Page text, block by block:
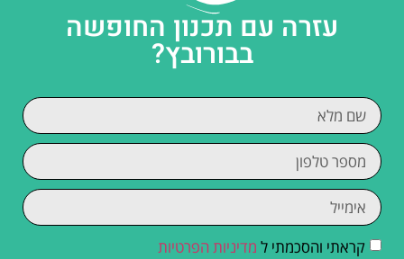
עזרה עם תכנון החופשה
בבורובץ?
קראתי והסכמתי ל מדיניות הפרטיות